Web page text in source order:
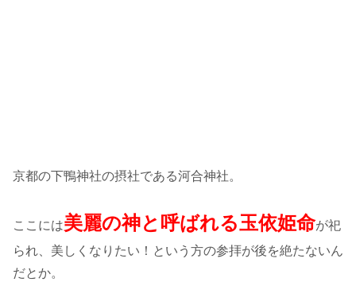
京都の下鴨神社の摂社である河合神社。
ここには美麗の神と呼ばれる玉依姫命が祀
られ、美しくなりたい！という方の参拝が後を絶たないん
だとか。